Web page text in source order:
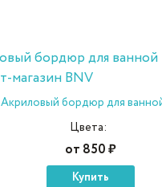
Акриловый бордюр для
Цвета:
от 850 ₽
Купить